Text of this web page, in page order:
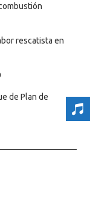
rescatista en
de Plan de